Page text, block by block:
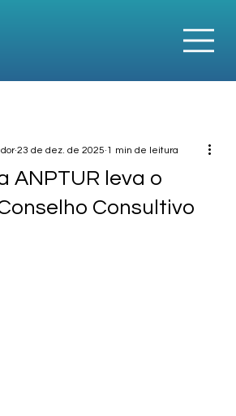
ANPTUR leva o
Consultivo
23 de dez. de 2025 1 min de leitura